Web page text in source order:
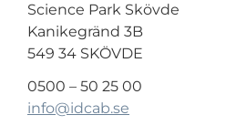
Science Park Skövde
Kanikegränd 3B
549 34 SKÖVDE
0500 – 50 25 00
info@idcab.se